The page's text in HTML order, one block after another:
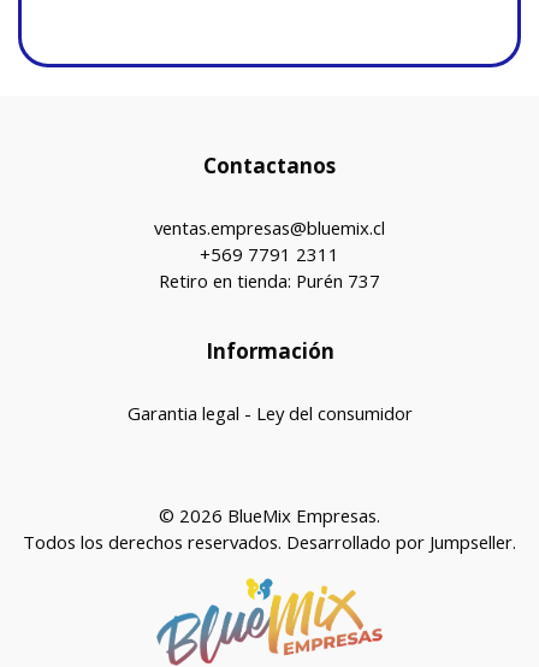
Contactanos
ventas.empresas@bluemix.cl
+569 7791 2311
Retiro en tienda: Purén 737
Información
Garantia legal - Ley del consumidor
© 2026 BlueMix Empresas.
Todos los derechos reservados. Desarrollado por Jumpseller.